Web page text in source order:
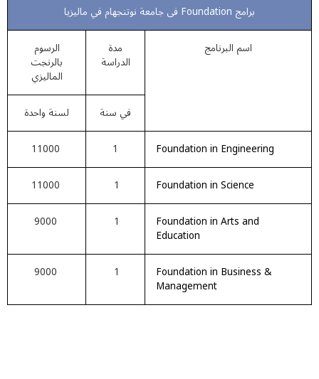
برامج Foundation فی جامعة نوتنجهام في ماليزيا
اسم البرنامج
الدراسة
الرسوم
بالرنجت
الماليزي
في سنة
لسنة واحدة
Foundation in Engineering
Foundation in Science
Foundation in Arts and
Education
Foundation in Business &
Management